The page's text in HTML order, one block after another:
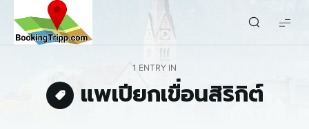
bookingtripp.com
1 ENTRY IN
แพเปียกเขื่อนสิริกิต์